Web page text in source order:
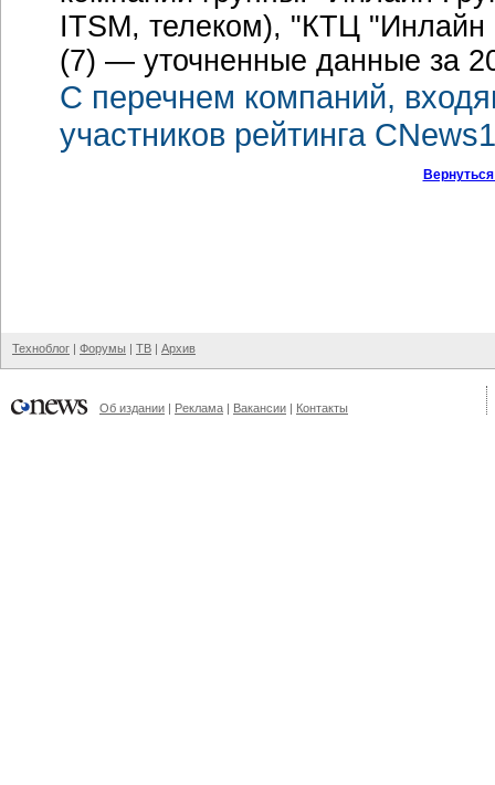
ITSM, телеком), "КТЦ "Инлайн
(7) — уточненные данные за
С перечнем компаний,
участников рейтинга
Техноблог | Форумы | ТВ | Архив
Об издании | Реклама | Вакансии | Контакты